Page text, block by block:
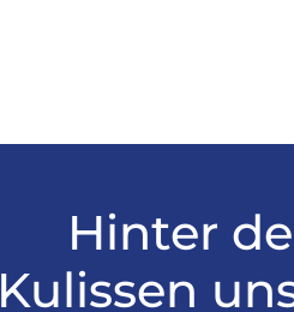
Hinter
Kulissen